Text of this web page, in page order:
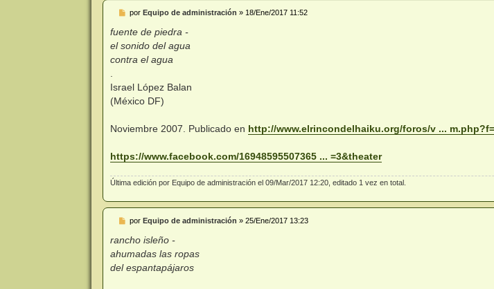
M
n
a
j
e
por Equipo de administración » 18/Ene/2017 11:52
fuente de piedra -
el sonido del agua
contra el agua
.
Israel López Balan
(México DF)
Noviembre 2007. Publicado en http://www.elrincondelhaiku.org/foros/v ...
https://www.facebook.com/16948595507365 ... =3&theater
Última edición por Equipo de administraciónel 09/Mar/2017 12:20, editado 1 vez en total.
M
n
a
j
e
por Equipo de administración » 25/Ene/2017 13:23
rancho isleño -
ahumadas las ropas
del espantapájaros